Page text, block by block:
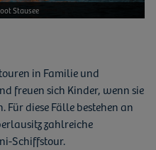
Stausee
in Familie und
freuen sich Kinder, wenn sie
diese Fälle bestehen an
zahlreiche
Schiffstour.